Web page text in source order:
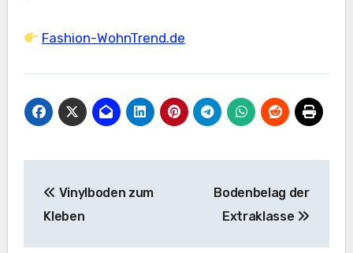
Fashion-WohnTrend.de
Vinylboden zum
Kleben
Bodenbelag der
Extraklasse